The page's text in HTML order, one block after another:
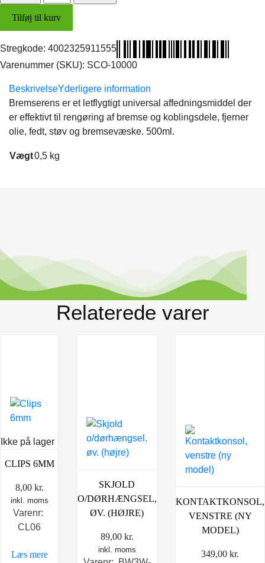
(bremserens)
antal
Tilføj til kurv
Stregkode: 4002325911555
Varenummer (SKU): SCO-10000
BeskrivelseYderligere information
Bremserens er et letflygtigt universal affedningsmiddel der
er effektivt til rengøring af bremse og koblingsdele, fjerner
olie, fedt, støv og bremsevæske. 500ml.
Vægt0,5 kg
Relaterede varer
Ikke på lager
CLIPS 6MM
8,00 kr.
inkl. moms
Varenr:
CL06
Læs mere
SKJOLD
O/DØRHÆNGSEL,
ØV. (HØJRE)
89,00 kr.
inkl. moms
KONTAKTKONSOL,
VENSTRE (NY
MODEL)
349,00 kr.